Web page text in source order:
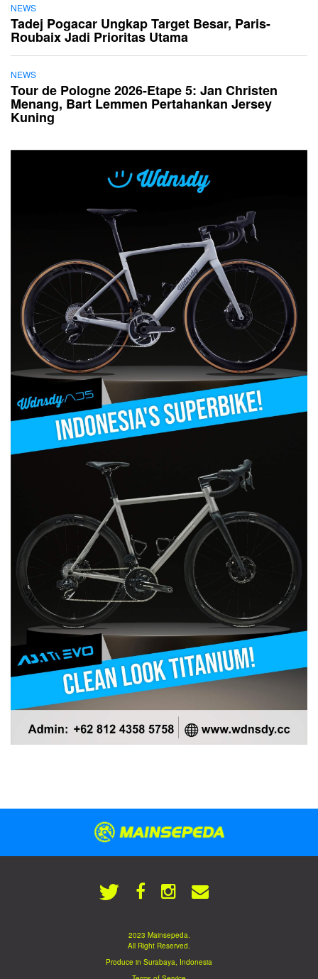
NEWS
Tadej Pogacar Ungkap Target Besar, Paris-
Roubaix Jadi Prioritas Utama
NEWS
Tour de Pologne 2026-Etape 5: Jan Christen
Menang, Bart Lemmen Pertahankan Jersey
Kuning
2023 Mainsepeda.
All Right Reserved.
Produce in Surabaya, Indonesia